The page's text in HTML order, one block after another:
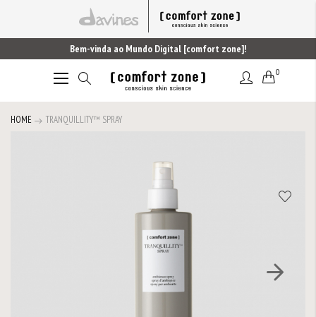
Bem-vinda ao Mundo Digital [comfort zone]!
Alternar
0
HOME TRANQUILLITY™ SPRAY